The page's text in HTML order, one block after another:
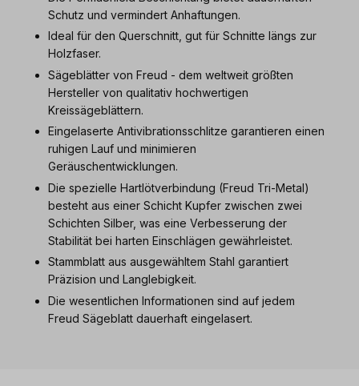
Schutz und vermindert Anhaftungen.
Ideal für den Querschnitt, gut für Schnitte längs zur
Holzfaser.
Sägeblätter von Freud - dem weltweit größten
Hersteller von qualitativ hochwertigen
Kreissägeblättern.
Eingelaserte Antivibrationsschlitze garantieren einen
ruhigen Lauf und minimieren
Geräuschentwicklungen.
Die spezielle Hartlötverbindung (Freud Tri-Metal)
besteht aus einer Schicht Kupfer zwischen zwei
Schichten Silber, was eine Verbesserung der
Stabilität bei harten Einschlägen gewährleistet.
Stammblatt aus ausgewähltem Stahl garantiert
Präzision und Langlebigkeit.
Die wesentlichen Informationen sind auf jedem
Freud Sägeblatt dauerhaft eingelasert.